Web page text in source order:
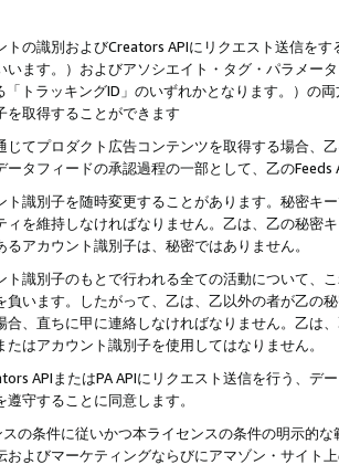
トの識別およびCreators APIにリクエスト送信を
います。）およびアソシエイト・タグ・パラメー
「トラッキングID」のいずれかとなります。）の
を取得することができます
じてプロダクト広告コンテンツを取得する場合、
ータフィードの承認過程の一部として、乙の
ト識別子を随時変更することがあります。秘密キ
ィを維持しなければなりません。乙は、乙の秘密
アカウント識別子は、秘密ではありません。
ト識別子のもとで行われる全ての活動について、
負います。したがって、乙は、乙以外の者が乙の
合、直ちに甲に連絡しなければなりません。乙は
たはアカウント識別子を使用してはなりません。
APIまたはPA APIにリクエスト送信を行う、デ
守することに同意します。
の条件に従いかつ本ライセンスの条件の明示的
およびマーケティングならびにアマゾン・サイト